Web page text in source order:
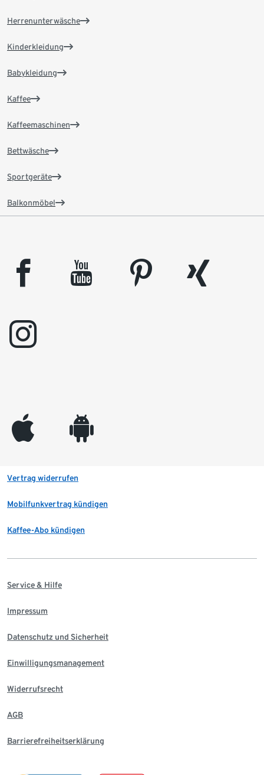
Herrenunterwäsche
Kinderkleidung
Babykleidung
Kaffee
Kaffeemaschinen
Bettwäsche
Sportgeräte
Balkonmöbel
facebook youtube pinterest
xing
instagram
appleinc android
Vertrag widerrufen
Mobilfunkvertrag kündigen
Kaffee-Abo kündigen
Service & Hilfe
Impressum
Datenschutz und Sicherheit
Einwilligungsmanagement
Widerrufsrecht
AGB
Barrierefreiheitserklärung